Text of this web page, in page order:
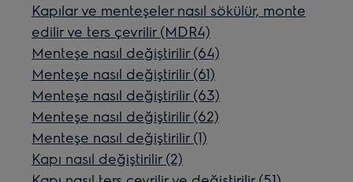
Kapılar ve menteşeler nasıl sökülür, monte
edilir ve ters çevrilir (MDR4)
Menteşe nasıl değiştirilir (64)
Menteşe nasıl değiştirilir (61)
Menteşe nasıl değiştirilir (63)
Menteşe nasıl değiştirilir (62)
Menteşe nasıl değiştirilir (1)
Kapı nasıl değiştirilir (2)